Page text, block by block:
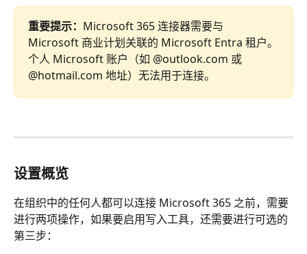
重要提示： Microsoft 365 连接器需要与
Microsoft 商业计划关联的 Microsoft Entra 租户。
个人 Microsoft 账户（如 @outlook.com 或
@hotmail.com 地址）无法用于连接。
设置概览
在组织中的任何人都可以连接 Microsoft 365 之前，需要
进行两项操作，如果要启用写入工具，还需要进行可选的
第三步：